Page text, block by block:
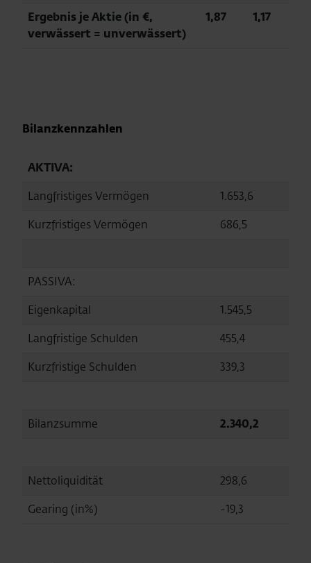
Ergebnis je Aktie (in €,
verwässert = unverwässert)
1,87 1,17
Bilanzkennzahlen
AKTIVA:
Langfristiges Vermögen
1.653,6
Kurzfristiges Vermögen
686,5
PASSIVA:
Eigenkapital
1.545,5
Langfristige Schulden
455,4
Kurzfristige Schulden
339,3
Bilanzsumme 2.340,2
Nettoliquidität 298,6
Gearing (in%)
-19,3